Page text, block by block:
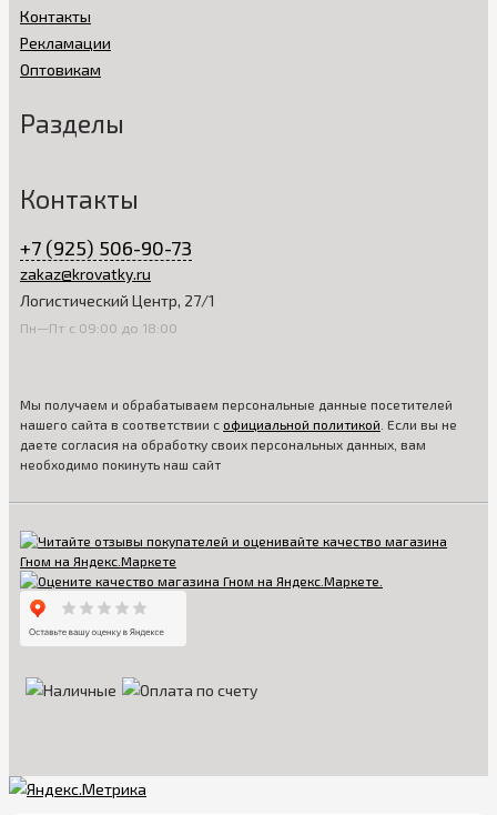
Контакты
Рекламации
Оптовикам
Разделы
Контакты
+7 (925) 506-90-73
zakaz@krovatky.ru
Логистический Центр, 27/1
Пн—Пт с 09:00 до 18:00
Мы получаем и обрабатываем персональные данные посетителей
нашего сайта в соответствии с официальной политикой . Если вы не
даете согласия на обработку своих персональных данных, вам
необходимо покинуть наш сайт